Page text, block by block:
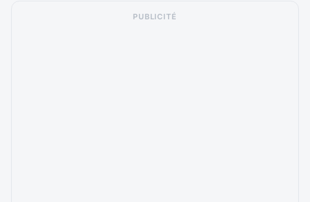
PUBLICITÉ